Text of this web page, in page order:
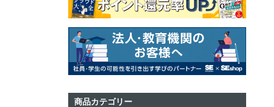
商品カテゴリー